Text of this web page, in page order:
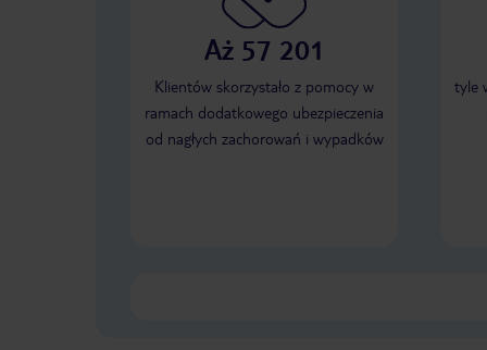
Aż 57 201
Klientów skorzystało z pomocy w
ramach dodatkowego ubezpieczenia
od nagłych zachorowań i wypadków
tyle